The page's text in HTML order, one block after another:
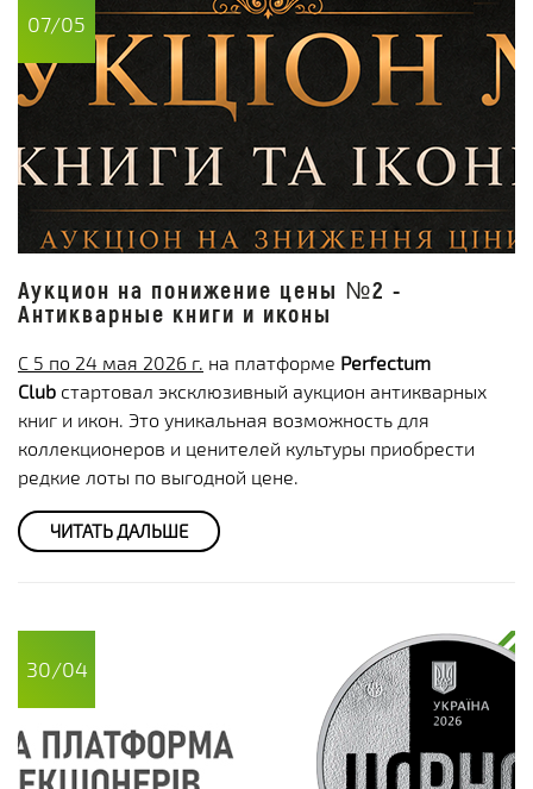
07/05
Аукцион на понижение цены №2 -
Антикварные книги и иконы
С 5 по 24 мая 2026 г. на платформе Perfectum
Club стартовал эксклюзивный аукцион антикварных
книг и икон. Это уникальная возможность для
коллекционеров и ценителей культуры приобрести
редкие лоты по выгодной цене.
ЧИТАТЬ ДАЛЬШЕ
30/04